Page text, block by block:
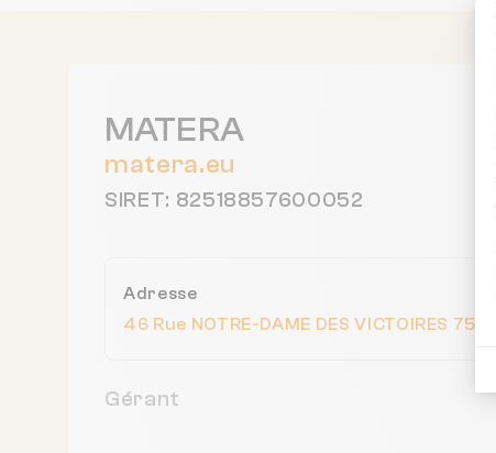
MATERA
matera.eu
SIRET: 82518857600052
Adresse
46 Rue NOTRE-DAME DES VICTOIRES
Gérant